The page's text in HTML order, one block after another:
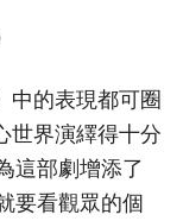
中的表現都可圈
世界演繹得十分
這部劇增添了
要看觀眾的個